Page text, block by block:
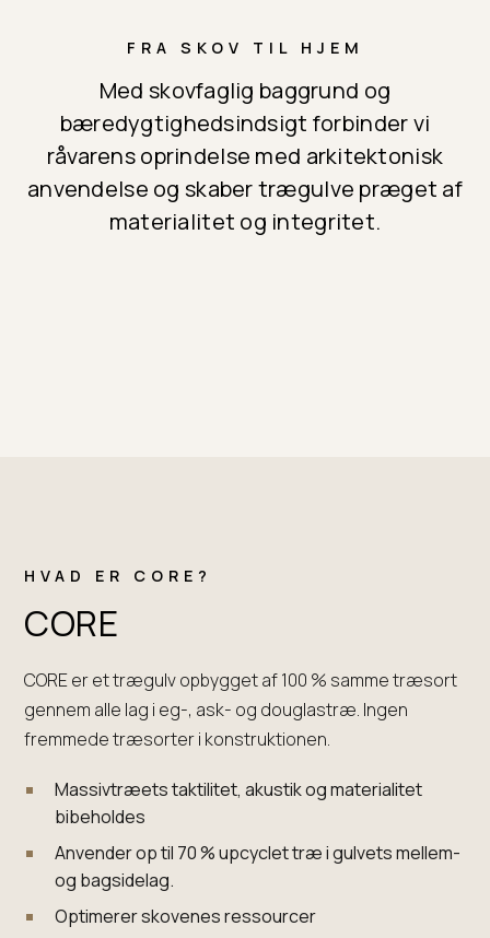
FRA SKOV TIL HJEM
Med skovfaglig baggrund og
bæredygtighedsindsigt forbinder vi
råvarens oprindelse med arkitektonisk
anvendelse og skaber trægulve præget af
materialitet og integritet.
HVAD ER CORE?
CORE
CORE er et trægulv opbygget af 100 % samme træsort
gennem alle lag i eg-, ask- og douglastræ. Ingen
fremmede træsorter i konstruktionen.
Massivtræets taktilitet, akustik og materialitet
bibeholdes
Anvender op til 70 % upcyclet træ i gulvets mellem-
og bagsidelag.
Optimerer skovenes ressourcer